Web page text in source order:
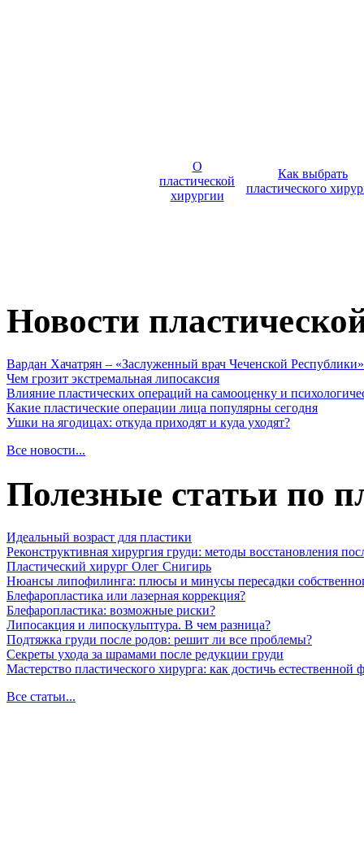
О
пластической
хирургии
Как выбрать
пластического
Новости
Вардан Хачатрян – «Заслуженный врач Чеченской Республики»
Чем грозит экстремальная липосаксия
Влияние пластических операций на самооценку и
Какие пластические операции лица популярны сегодня
Ушки на ягодицах: откуда приходят и куда уходят?
Все новости...
Полезные статьи по
Идеальный возраст для пластики
Реконструктивная хирургия груди: методы восстановления
Пластический хирург Олег Снигирь
Нюансы липофилинга: плюсы и минусы пересадки
Блефаропластика или лазерная коррекция?
Блефаропластика: возможные риски?
Липосакция и липоскульптура. В чем разница?
Подтяжка груди после родов: решит ли все проблемы?
Секреты ухода за шрамами после редукции груди
Мастерство пластического хирурга: как достичь
Все статьи...